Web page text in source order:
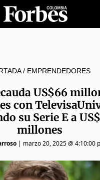
/ EMPRENDEDORES
US$66
con
su Serie E a
millones
| marzo 20, 2025 @ 4:10:00